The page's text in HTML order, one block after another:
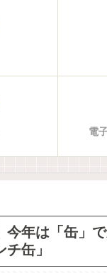
電
今年は「缶」
缶」